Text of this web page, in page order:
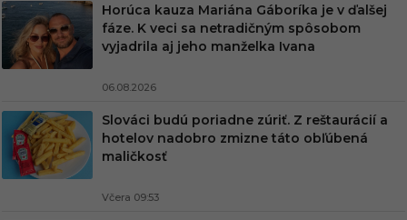
Horúca kauza Mariána Gáboríka je v ďalšej
fáze. K veci sa netradičným spôsobom
vyjadrila aj jeho manželka Ivana
06.08.2026
Slováci budú poriadne zúriť. Z reštaurácií a
hotelov nadobro zmizne táto obľúbená
maličkosť
Včera 09:53